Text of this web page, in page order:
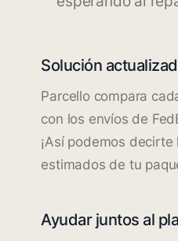
Solución
Parcello compara
con los envíos de
¡Así podemos
estimados de tu
Ayudar juntos al